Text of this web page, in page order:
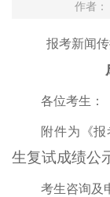
作者
报考新闻
各位考生：
附件为《
生复试成绩公
考生咨询及